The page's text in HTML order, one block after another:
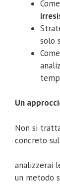
solo
Un
Non si
concreto
analizzerai
un metodo